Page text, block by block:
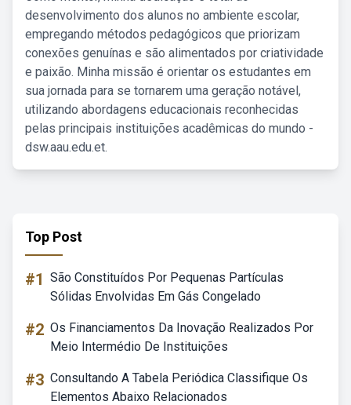
desenvolvimento dos alunos no ambiente escolar,
empregando métodos pedagógicos que priorizam
conexões genuínas e são alimentados por criatividade
e paixão. Minha missão é orientar os estudantes em
sua jornada para se tornarem uma geração notável,
utilizando abordagens educacionais reconhecidas
pelas principais instituições acadêmicas do mundo -
dsw.aau.edu.et.
Top Post
#1 São Constituídos Por Pequenas Partículas
Sólidas Envolvidas Em Gás Congelado
#2 Os Financiamentos Da Inovação Realizados Por
Meio Intermédio De Instituições
#3 Consultando A Tabela Periódica Classifique Os
Elementos Abaixo Relacionados